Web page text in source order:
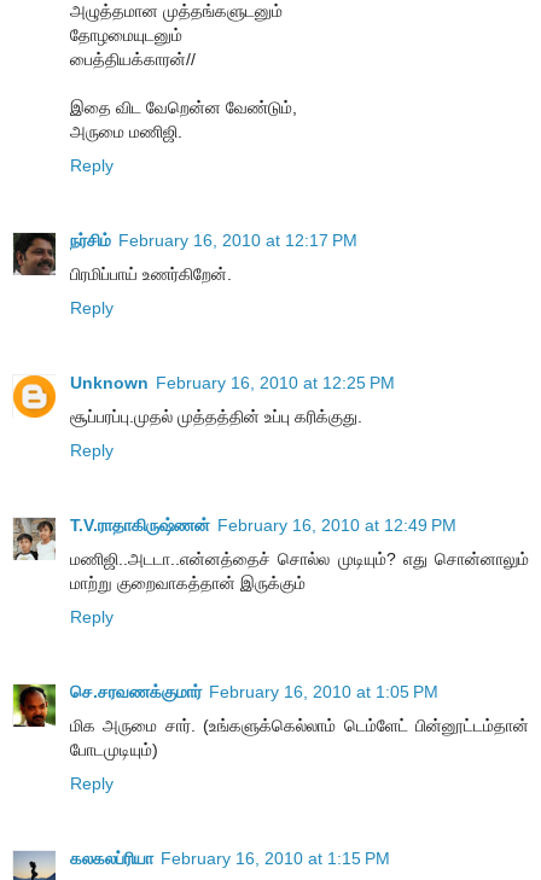
அழுத்தமான முத்தங்களுடனும்
தோழமையுடனும்
பைத்தியக்காரன்//
இதை விட வேறென்ன வேண்டும்,
அருமை மணிஜி.
Reply
நர்சிம் February 16, 2010 at 12:17 PM
பிரமிப்பாய் உணர்கிறேன்.
Reply
Unknown February 16, 2010 at 12:25 PM
சூப்பரப்பு.முதல் முத்தத்தின் உப்பு கரிக்குது.
Reply
T.V.ராதாகிருஷ்ணன் February 16, 2010 at 12:49 PM
மணிஜி..அடடா..என்னத்தைச் சொல்ல முடியும்? எது சொன்னாலும்
மாற்று குறைவாகத்தான் இருக்கும்
Reply
செ.சரவணக்குமார் February 16, 2010 at 1:05 PM
மிக அருமை சார். (உங்களுக்கெல்லாம் டெம்ளேட் பின்னூட்டம்தான்
போடமுடியும்)
Reply
கலகலப்ரியா February 16, 2010 at 1:15 PM